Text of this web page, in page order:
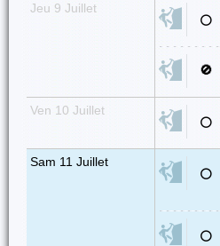
Jeu 9 Juillet
⚪
🚫
Ven 10 Juillet
⚪
Sam 11 Juillet
⚪
⚪